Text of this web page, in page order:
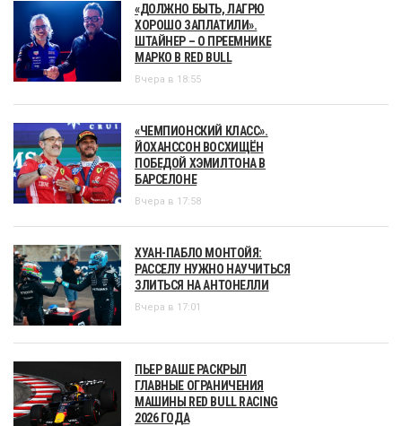
«ДОЛЖНО БЫТЬ, ЛАГРЮ
ХОРОШО ЗАПЛАТИЛИ».
ШТАЙНЕР – О ПРЕЕМНИКЕ
МАРКО В RED BULL
Вчера в 18:55
«ЧЕМПИОНСКИЙ КЛАСС».
ЙОХАНССОН ВОСХИЩЁН
ПОБЕДОЙ ХЭМИЛТОНА В
БАРСЕЛОНЕ
Вчера в 17:58
ХУАН-ПАБЛО МОНТОЙЯ:
РАССЕЛУ НУЖНО НАУЧИТЬСЯ
ЗЛИТЬСЯ НА АНТОНЕЛЛИ
Вчера в 17:01
ПЬЕР ВАШЕ РАСКРЫЛ
ГЛАВНЫЕ ОГРАНИЧЕНИЯ
МАШИНЫ RED BULL RACING
2026 ГОДА